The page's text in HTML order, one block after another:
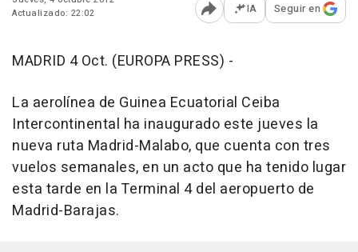
Actualizado: 22:02
Abrir opciones para
IA Seguir en
MADRID 4 Oct. (EUROPA PRESS) -
La aerolínea de Guinea Ecuatorial Ceiba
Intercontinental ha inaugurado este jueves la
nueva ruta Madrid-Malabo, que cuenta con tres
vuelos semanales, en un acto que ha tenido lugar
esta tarde en la Terminal 4 del aeropuerto de
Madrid-Barajas.